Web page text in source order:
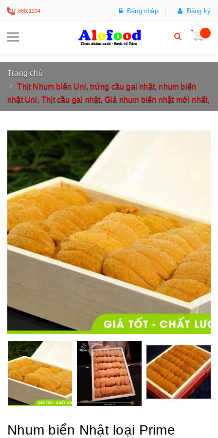
097.868.1234 Đăng nhập Đăng ký
Trang chủ
Thịt Nhum biển Uni, trứng cầu gai nhật, nhum biển
nhật Uni, Thịt cầu gai nhật, Giá nhum biển nhật mới nhất,
Nhum biển Nhật loại Prime